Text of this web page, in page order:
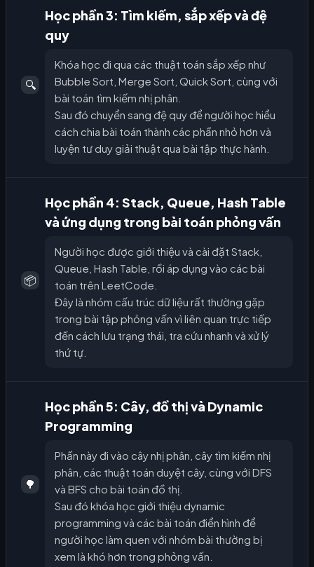
🔍
Học phần 3: Tìm kiếm, sắp xếp và đệ
quy
Khóa học đi qua các thuật toán sắp xếp như
Bubble Sort, Merge Sort, Quick Sort, cùng với
bài toán tìm kiếm nhị phân.
Sau đó chuyển sang đệ quy để người học hiểu
cách chia bài toán thành các phần nhỏ hơn và
luyện tư duy giải thuật qua bài tập thực hành.
📦
Học phần 4: Stack, Queue, Hash Table
và ứng dụng trong bài toán phỏng vấn
Người học được giới thiệu và cài đặt Stack,
Queue, Hash Table, rồi áp dụng vào các bài
toán trên LeetCode.
Đây là nhóm cấu trúc dữ liệu rất thường gặp
trong bài tập phỏng vấn vì liên quan trực tiếp
đến cách lưu trạng thái, tra cứu nhanh và xử lý
thứ tự.
🌳
Học phần 5: Cây, đồ thị và Dynamic
Programming
Phần này đi vào cây nhị phân, cây tìm kiếm nhị
phân, các thuật toán duyệt cây, cùng với DFS
và BFS cho bài toán đồ thị.
Sau đó khóa học giới thiệu dynamic
programming và các bài toán điển hình để
người học làm quen với nhóm bài thường bị
xem là khó hơn trong phỏng vấn.